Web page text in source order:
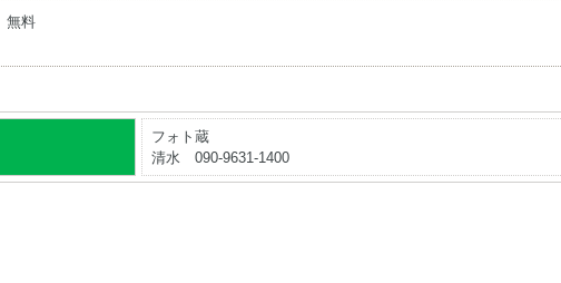
無料
フォト蔵
清水 090-9631-1400